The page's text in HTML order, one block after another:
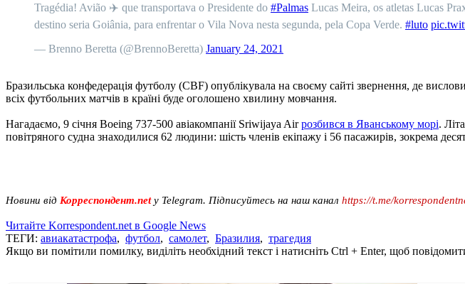
Tragédia! Avião ✈️ que transportava o Presidente do #Palmas Lucas Meira, os atletas Lucas
destino seria Goiânia, para enfrentar o Vila Nova nesta segunda, pela Copa Verde. #luto
— Brenno Beretta (@BrennoBeretta) January 24, 2021
Бразильська конфедерація футболу (CBF) опублікувала на своєму сайті звернення, де
всіх футбольних матчів в країні буде оголошено хвилину мовчання.
Нагадаємо, 9 січня Boeing 737-500 авіакомпанії Sriwijaya Airрозбився в Яванському морі.
повітряного судна знаходилися 62 людини: шість членів екіпажу і 56 пасажирів, зокрема
Новини від Корреспондент.netу Telegram. Підписуйтесь на наш канал https://t.me/
Читайте Korrespondent.net в Google News
ТЕГИ: авиакатастрофа, футбол, самолет, Бразилия, трагедия
Якщо ви помітили помилку, виділіть необхідний текст і натисніть Ctrl + Enter, щоб